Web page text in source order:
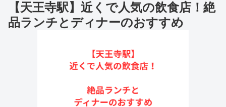
【天王寺駅】近くで人気の飲食店！絶
品ランチとディナーのおすすめ